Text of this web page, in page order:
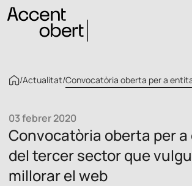
/Actualitat/Convocatòria oberta per a
03 febrer 2020
Convocatòria oberta per
del tercer sector que
millorar el web